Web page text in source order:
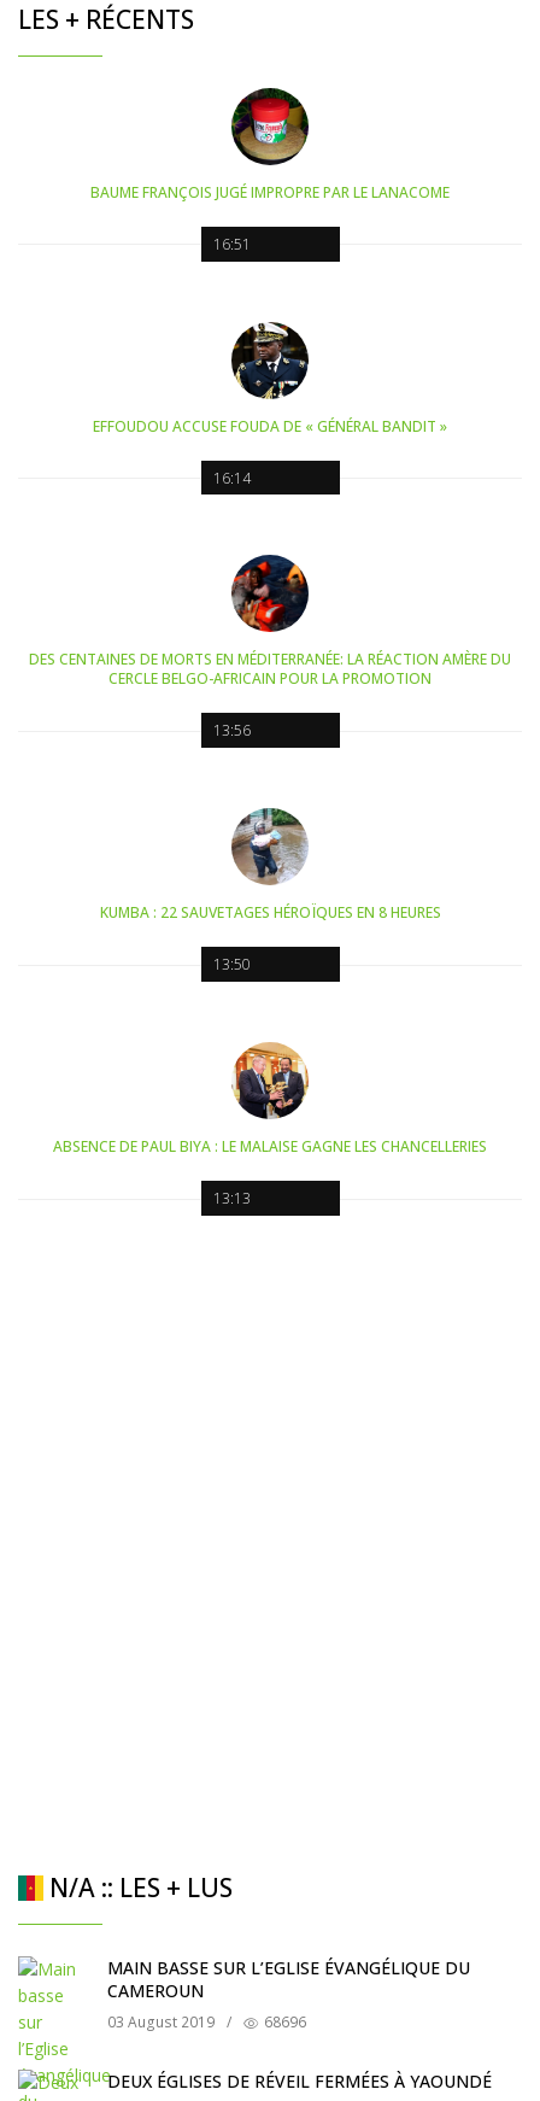
LES + RÉCENTS
16:51
BAUME FRANÇOIS JUGÉ IMPROPRE PAR LE LANACOME
16:14
EFFOUDOU ACCUSE FOUDA DE « GÉNÉRAL BANDIT »
13:56
DES CENTAINES DE MORTS EN MÉDITERRANÉE: LA RÉACTION AMÈRE DU
CERCLE BELGO-AFRICAIN POUR LA PROMOTION
13:50
KUMBA : 22 SAUVETAGES HÉROÏQUES EN 8 HEURES
13:13
ABSENCE DE PAUL BIYA : LE MALAISE GAGNE LES CHANCELLERIES
N/A :: LES + LUS
MAIN BASSE SUR L’EGLISE ÉVANGÉLIQUE DU
CAMEROUN
03 August 2019 / 68696
DEUX ÉGLISES DE RÉVEIL FERMÉES À YAOUNDÉ